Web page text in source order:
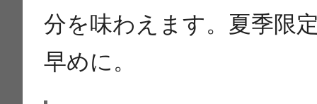
分を味わえます。夏季限
早めに。